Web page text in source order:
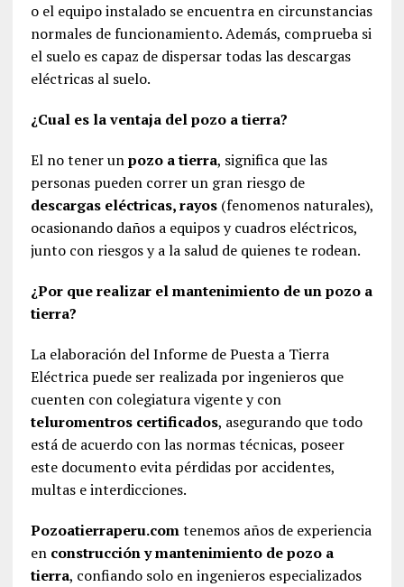
o el equipo instalado se encuentra en circunstancias
normales de funcionamiento. Además, comprueba si
el suelo es capaz de dispersar todas las descargas
eléctricas al suelo.
¿Cual es la ventaja del pozo a tierra?
El no tener unpozo a tierra, significa que las
personas pueden correr un gran riesgo de
descargas eléctricas, rayos(fenomenos naturales),
ocasionando daños a equipos y cuadros eléctricos,
junto con riesgos y a la salud de quienes te rodean.
¿Por que realizar el mantenimiento de un pozo a
tierra?
La elaboración del Informe de Puesta a Tierra
Eléctrica puede ser realizada por ingenieros que
cuenten con colegiatura vigente y con
teluromentros certificados, asegurando que todo
está de acuerdo con las normas técnicas, poseer
este documento evita pérdidas por accidentes,
multas e interdicciones.
Pozoatierraperu.comtenemos años de experiencia
en construcción y mantenimiento de pozo a
tierra, confiando solo en ingenieros especializados